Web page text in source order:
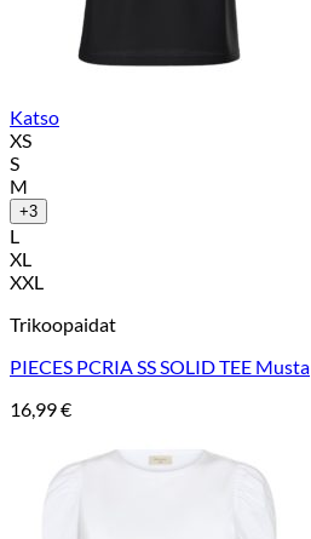
Katso
XS
S
M
+3
L
XL
XXL
Trikoopaidat
PIECES PCRIA SS SOLID TEE Musta
16,99€